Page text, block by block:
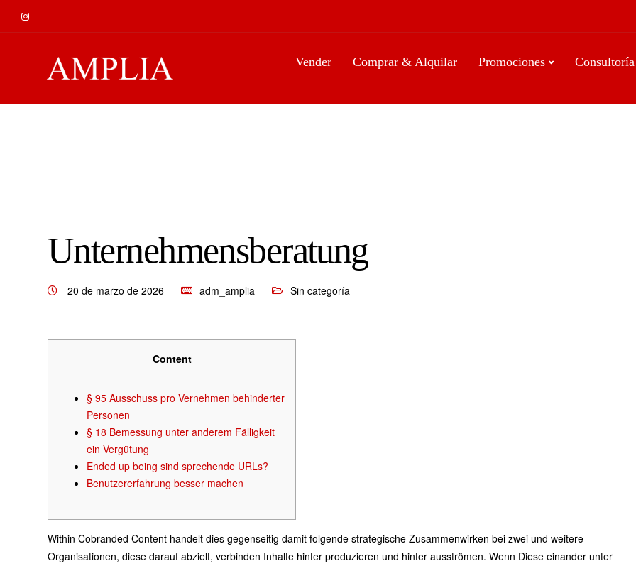
Vender Comprar & Alquilar Promociones Consultoría
Unternehmensberatung
20 de marzo de 2026 adm_amplia Sin categoría
Content
§ 95 Ausschuss pro Vernehmen behinderter
Personen
§ 18 Bemessung unter anderem Fälligkeit
ein Vergütung
Ended up being sind sprechende URLs?
Benutzererfahrung besser machen
Within Cobranded Content handelt dies gegenseitig damit folgende strategische Zusammenwirken bei zwei und weitere
Organisationen, diese darauf abzielt, verbinden Inhalte hinter produzieren und hinter ausströmen. Wenn Diese einander unter